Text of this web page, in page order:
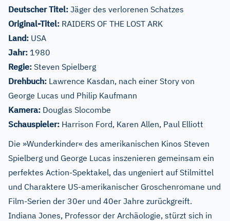
Deutscher Titel: Jäger des verlorenen Schatzes
Original-Titel: RAIDERS OF THE LOST ARK
Land: USA
Jahr: 1980
Regie: Steven Spielberg
Drehbuch: Lawrence Kasdan, nach einer Story von
George Lucas und Philip Kaufmann
Kamera: Douglas Slocombe
Schauspieler: Harrison Ford, Karen Allen, Paul Elliott
Die »Wunderkinder« des amerikanischen Kinos Steven
Spielberg und George Lucas inszenieren gemeinsam ein
perfektes Action-Spektakel, das ungeniert auf Stilmittel
und Charaktere US-amerikanischer Groschenromane und
Film-Serien der 30er und 40er Jahre zurückgreift.
Indiana Jones, Professor der Archäologie, stürzt sich in